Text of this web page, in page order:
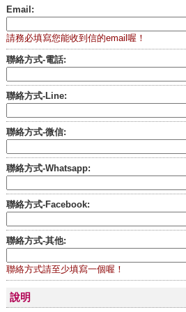
Email:
請務必填寫您能收到信的email喔！
聯絡方式-電話:
聯絡方式-Line:
聯絡方式-微信:
聯絡方式-Whatsapp:
聯絡方式-Facebook:
聯絡方式-其他:
聯絡方式請至少填寫一個喔！
說明